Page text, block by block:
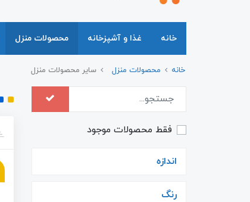
خانه غذا و آشپزخانه محصولات منزل
خانه محصولات منزل سایر محصولات منزل
فقط محصولات موجود
اندازه
رنگ